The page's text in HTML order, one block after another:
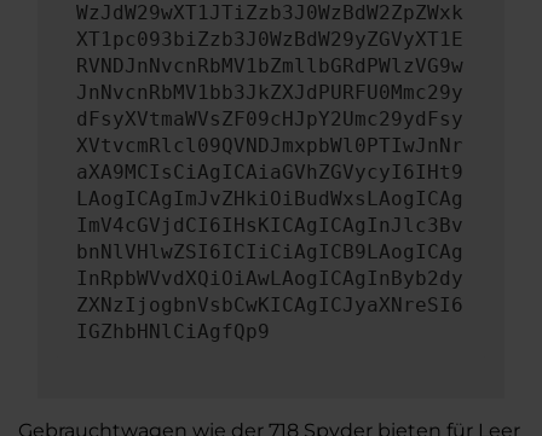
WzJdW29wXT1JTiZzb3J0WzBdW2ZpZWxk
XT1pc093biZzb3J0WzBdW29yZGVyXT1E
RVNDJnNvcnRbMV1bZmllbGRdPWlzVG9w
JnNvcnRbMV1bb3JkZXJdPURFU0Mmc29y
dFsyXVtmaWVsZF09cHJpY2Umc29ydFsy
XVtvcmRlcl09QVNDJmxpbWl0PTIwJnNr
aXA9MCIsCiAgICAiaGVhZGVycyI6IHt9
LAogICAgImJvZHkiOiBudWxsLAogICAg
ImV4cGVjdCI6IHsKICAgICAgInJlc3Bv
bnNlVHlwZSI6ICIiCiAgICB9LAogICAg
InRpbWVvdXQiOiAwLAogICAgInByb2dy
ZXNzIjogbnVsbCwKICAgICJyaXNreSI6
IGZhbHNlCiAgfQp9
Gebrauchtwagen wie der 718 Spyder bieten für Leer